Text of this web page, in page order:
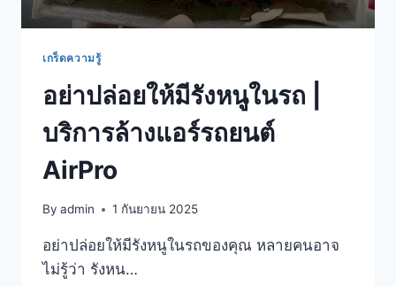
เกร็ดความรู้
อย่าปล่อยให้มีรังหนูในรถ |
บริการล้างแอร์รถยนต์
AirPro
By admin 1 กันยายน 2025
อย่าปล่อยให้มีรังหนูในรถของคุณ หลายคนอาจ
ไม่รู้ว่า รังหน…